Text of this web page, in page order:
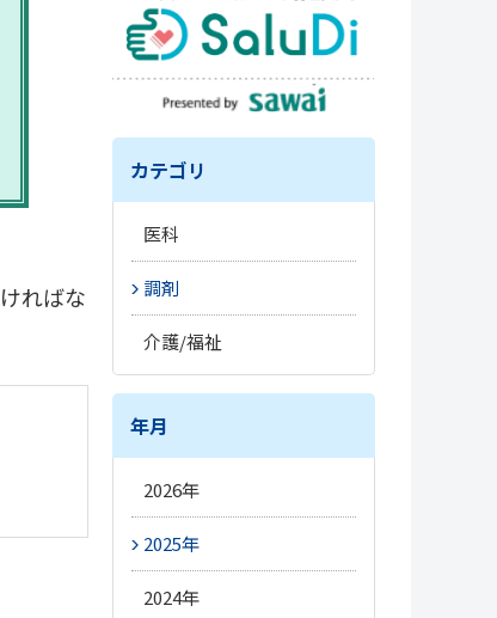
ればな
カテゴリ
医科
#トレンド
#開業準備
#改定情報
#新薬情報
#電子処方箋
#オンライン資格確認
#オンライン診療
#医療DX
#電子カルテ
調剤
#トレンド
#薬局経営
#改定情報
#電子処方箋
#オンライン服薬指導
介護/福祉
#トレンド
#施設経営
#人材情報
#改定情報
#介護DX
年月
2026年
3月
2025年
12月
2024年